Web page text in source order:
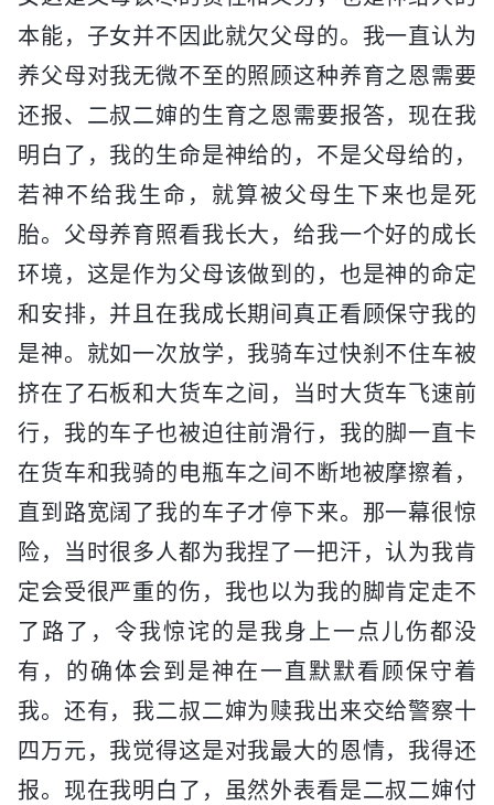
本能，子女并不因此就欠父母的。我一直认为
养父母对我无微不至的照顾这种养育之恩需要
还报、二叔二婶的生育之恩需要报答，现在我
明白了，我的生命是神给的，不是父母给的，
若神不给我生命，就算被父母生下来也是死
胎。父母养育照看我长大，给我一个好的成长
环境，这是作为父母该做到的，也是神的命定
和安排，并且在我成长期间真正看顾保守我的
是神。就如一次放学，我骑车过快刹不住车被
挤在了石板和大货车之间，当时大货车飞速前
行，我的车子也被迫往前滑行，我的脚一直卡
在货车和我骑的电瓶车之间不断地被摩擦着，
直到路宽阔了我的车子才停下来。那一幕很惊
险，当时很多人都为我捏了一把汗，认为我肯
定会受很严重的伤，我也以为我的脚肯定走不
了路了，令我惊诧的是我身上一点儿伤都没
有，的确体会到是神在一直默默看顾保守着
我。还有，我二叔二婶为赎我出来交给警察十
四万元，我觉得这是对我最大的恩情，我得还
报。现在我明白了，虽然外表看是二叔二婶付